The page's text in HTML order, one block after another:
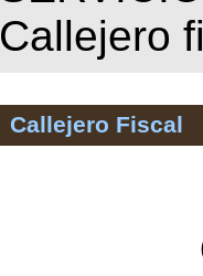
Callejero
Callejero Fiscal